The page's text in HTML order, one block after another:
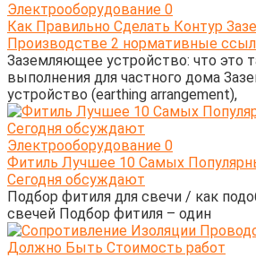
Электрооборудование 0
Как Правильно Сделать Контур
Производстве 2 нормативные
Заземляющее устройство: что это
выполнения для частного дома
устройство (earthing arrangement),
Электрооборудование 0
Фитиль Лучшее 10 Самых
Сегодня обсуждают
Подбор фитиля для свечи / как
свечей Подбор фитиля – один